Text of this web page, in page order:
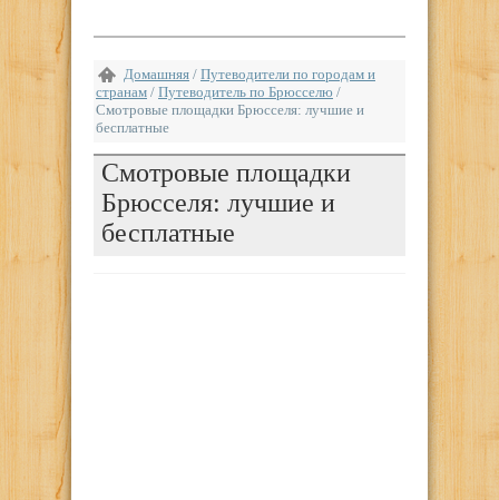
Домашняя / Путеводители по городам и
странам / Путеводитель по Брюсселю /
Смотровые площадки Брюсселя: лучшие и
бесплатные
Смотровые площадки
Брюсселя: лучшие и
бесплатные